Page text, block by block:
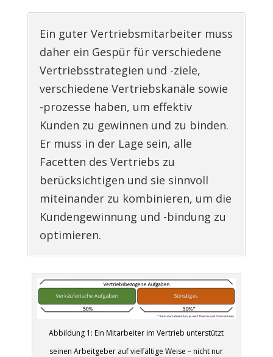
Ein guter Vertriebsmitarbeiter muss
daher ein Gespür für verschiedene
Vertriebsstrategien und -ziele,
verschiedene Vertriebskanäle sowie
-prozesse haben, um effektiv
Kunden zu gewinnen und zu binden.
Er muss in der Lage sein, alle
Facetten des Vertriebs zu
berücksichtigen und sie sinnvoll
miteinander zu kombinieren, um die
Kundengewinnung und -bindung zu
optimieren.
Abbildung 1: Ein Mitarbeiter im Vertrieb unterstützt
seinen Arbeitgeber auf vielfältige Weise – nicht nur